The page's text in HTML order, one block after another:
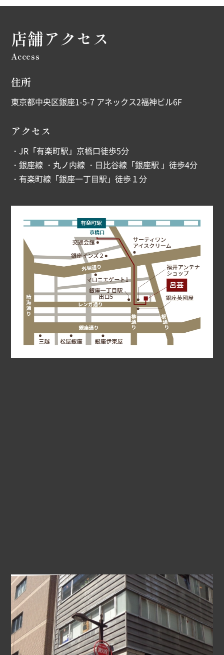
店舗アクセス
Access
住所
東京都中央区銀座1-5-7 アネックス2福神ビル6F
アクセス
・JR「有楽町駅」京橋口徒歩5分
・銀座線 ・丸ノ内線 ・日比谷線「銀座駅 」徒歩4分
・有楽町線「銀座一丁目駅」徒歩１分